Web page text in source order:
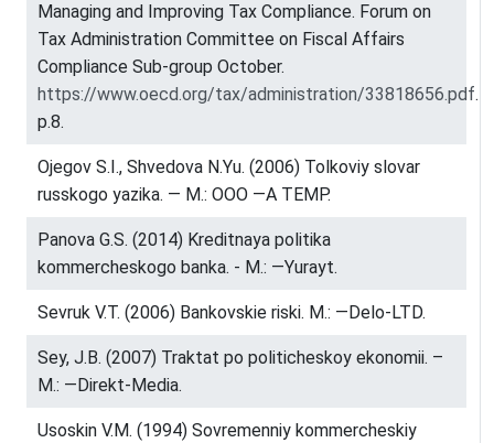
Managing and Improving Tax Compliance. Forum on
Tax Administration Committee on Fiscal Affairs
Compliance Sub-group October.
https://www.oecd.org/tax/administration/33818656.pdf.
р.8.
Ojegov S.I., Shvedova N.Yu. (2006) Tolkoviy slovar
russkogo yazika. — M.: OOO ―A TEMP.
Panova G.S. (2014) Kreditnaya politika
kommercheskogo banka. - M.: ―Yurayt.
Sevruk V.T. (2006) Bankovskie riski. M.: ―Delo-LTD.
Sey, J.B. (2007) Traktat po politicheskoy ekonomii. –
M.: ―Direkt-Media.
Usoskin V.M. (1994) Sovremenniy kommercheskiy